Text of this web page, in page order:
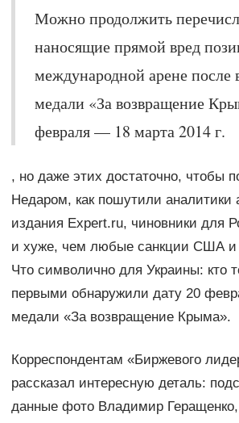
Можно продолжить
наносящие прямой вред
международной арене после
медали «За возвращение
февраля — 18 марта 2014 г.
, но даже этих достаточно, чтобы
Недаром, как пошутили аналитики
издания Expert.ru, чиновники для
и хуже, чем любые санкции США
Что символично для Украины: кто
первыми обнаружили дату 20
медали «За возвращение Крыма».
Корреспондентам «Биржевого
рассказал интересную деталь:
данные фото Владимир Геращенко,